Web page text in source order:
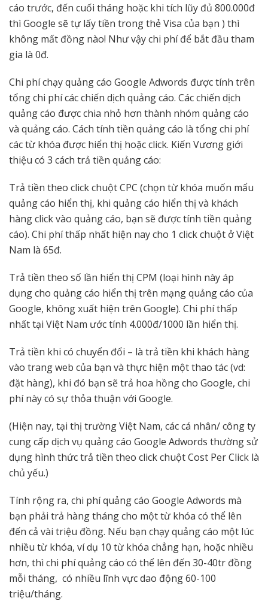
cáo trước, đến cuối tháng hoặc khi tích lũy đủ 800.000đ
thì Google sẽ tự lấy tiền trong thẻ Visa của bạn ) thì
không mất đồng nào! Như vậy chi phí để bắt đầu tham
gia là 0đ.
Chi phí chạy quảng cáo Google Adwords được tính trên
tổng chi phí các chiến dịch quảng cáo. Các chiến dịch
quảng cáo được chia nhỏ hơn thành nhóm quảng cáo
và quảng cáo. Cách tính tiền quảng cáo là tổng chi phí
các từ khóa được hiển thị hoặc click. Kiến Vương giới
thiệu có 3 cách trả tiền quảng cáo:
Trả tiền theo click chuột CPC (chọn từ khóa muốn mẩu
quảng cáo hiển thị, khi quảng cáo hiển thị và khách
hàng click vào quảng cáo, bạn sẽ được tính tiền quảng
cáo). Chi phí thấp nhất hiện nay cho 1 click chuột ở Việt
Nam là 65đ.
Trả tiền theo số lần hiển thị CPM (loại hình này áp
dụng cho quảng cáo hiển thị trên mạng quảng cáo của
Google, không xuất hiện trên Google). Chi phí thấp
nhất tại Việt Nam ước tính 4.000đ/1000 lần hiển thị.
Trả tiền khi có chuyển đổi – là trả tiền khi khách hàng
vào trang web của bạn và thực hiện một thao tác (vd:
đặt hàng), khi đó bạn sẽ trả hoa hồng cho Google, chi
phí này có sự thỏa thuận với Google.
(Hiện nay, tại thị trường Việt Nam, các cá nhân/ công ty
cung cấp dịch vụ quảng cáo Google Adwords thường sử
dụng hình thức trả tiền theo click chuột Cost Per Click là
chủ yếu.)
Tính rộng ra, chi phí quảng cáo Google Adwords mà
bạn phải trả hàng tháng cho một từ khóa có thể lên
đến cả vài triệu đồng. Nếu bạn chạy quảng cáo một lúc
nhiều từ khóa, ví dụ 10 từ khóa chẳng hạn, hoặc nhiều
hơn, thì chi phí quảng cáo có thể lên đến 30-40tr đồng
mỗi tháng, có nhiều lĩnh vực dao động 60-100
triệu/tháng.